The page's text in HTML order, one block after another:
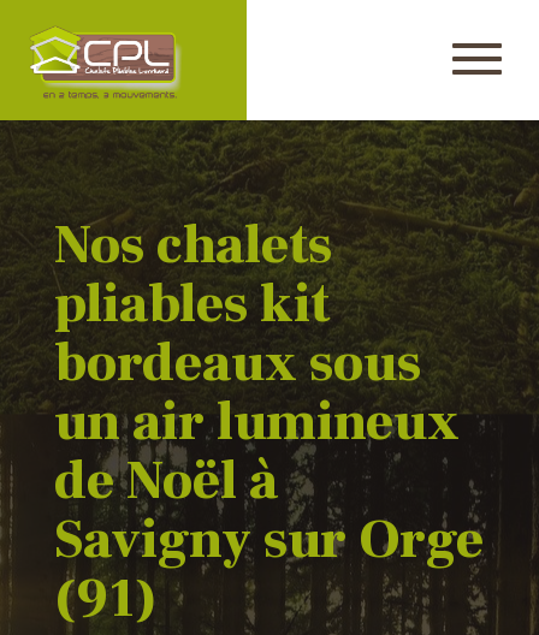
Nos chalets
pliables kit
bordeaux sous
un air lumineux
de Noël à
Savigny sur Orge
(91)